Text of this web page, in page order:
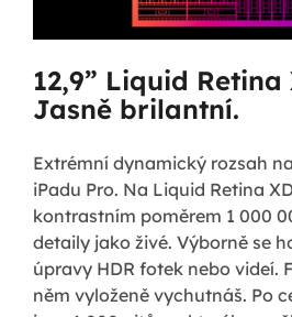
12,9” Liquid Retina
Jasně brilantní.
Extrémní dynamický rozsah
iPadu Pro. Na Liquid Retina
kontrastním poměrem 1 000
detaily jako živé. Výborně se
úpravy HDR fotek nebo videí.
něm vyloženě vychutnáš. Po